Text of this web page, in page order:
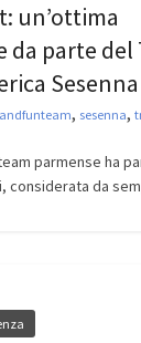
un’ottima
da parte del
Sesenna
, sesenna,
parmense ha
considerata da